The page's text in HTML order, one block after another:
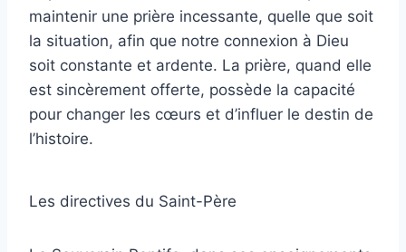
maintenir une prière incessante, quelle que soit
la situation, afin que notre connexion à Dieu
soit constante et ardente. La prière, quand elle
est sincèrement offerte, possède la capacité
pour changer les cœurs et d’influer le destin de
l’histoire.
Les directives du Saint-Père